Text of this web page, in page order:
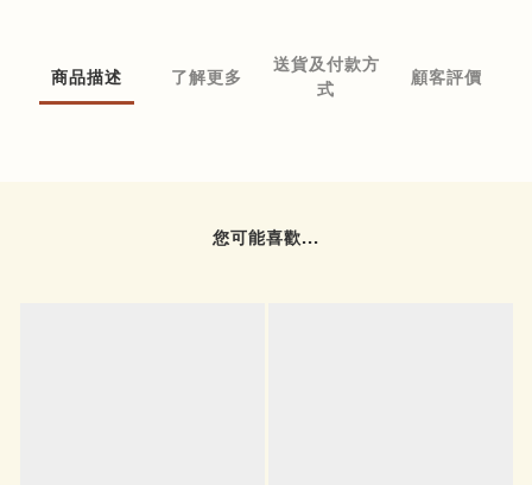
商品描述 了解更多
送貨及付款方
式
顧客評價
您可能喜歡...